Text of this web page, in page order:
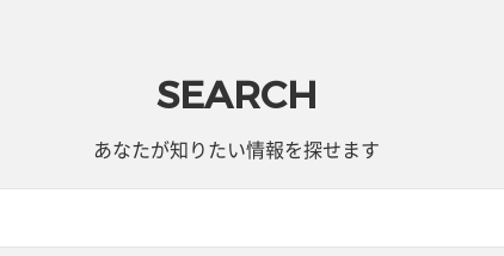
SEARCH
あなたが知りたい情報を探せます